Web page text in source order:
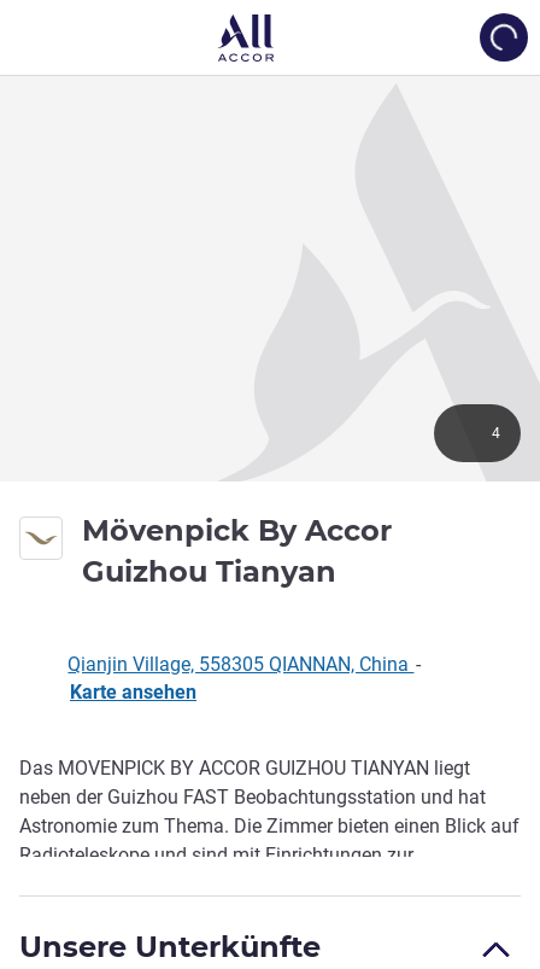
Mövenpick By Accor
Guizhou Tianyan
4
Qianjin Village, 558305 QIANNAN, China -
Karte ansehen
Beschreibung
Das MOVENPICK BY ACCOR GUIZHOU TIANYAN liegt
neben der Guizhou FAST Beobachtungsstation und hat
Astronomie zum Thema. Die Zimmer bieten einen Blick auf
Radioteleskope und sind mit Einrichtungen zur
Popularisierung der astronomischen Forschung.
Unsere Unterkünfte